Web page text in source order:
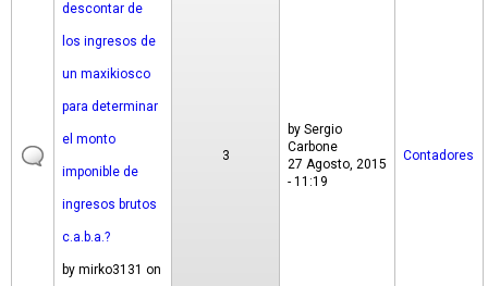
descontar de
los ingresos de
un maxikiosco
para determinar
el monto
imponible de
ingresos brutos
c.a.b.a.?
by mirko3131 on
3
by Sergio
Carbone
27 Agosto, 2015
- 11:19
Contadores